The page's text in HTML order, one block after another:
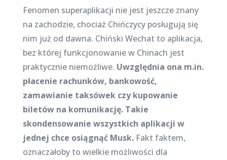
Fenomen superaplikacji nie jest jeszcze znany
na zachodzie, chociaż Chińczycy posługują się
nim już od dawna. Chiński Wechat to aplikacja,
bez której funkcjonowanie w Chinach jest
praktycznie niemożliwe. Uwzględnia ona m.in.
płacenie rachunków, bankowość,
zamawianie taksówek czy kupowanie
biletów na komunikację. Takie
skondensowanie wszystkich aplikacji w
jednej chce osiągnąć Musk.Fakt faktem,
oznaczałoby to wielkie możliwości dla